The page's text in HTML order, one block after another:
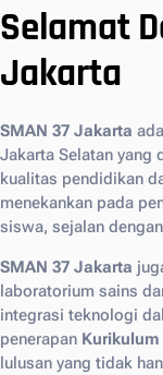
Selamat
Jakarta
SMAN 37 Jakarta
Jakarta Selatan yang
kualitas pendidikan
menekankan pada
siswa, sejalan
SMAN 37 Jakarta
laboratorium sains
integrasi teknologi
penerapan Kurikulum
lulusan yang tidak